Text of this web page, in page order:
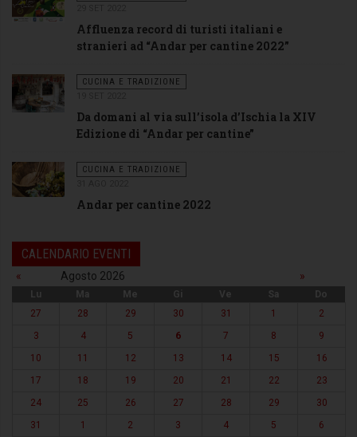
Affluenza record di turisti italiani e
stranieri ad “Andar per cantine 2022”
CUCINA E TRADIZIONE
Da domani al via sull’isola d’Ischia la XIV
Edizione di “Andar per cantine”
CUCINA E TRADIZIONE
Andar per cantine 2022
CALENDARIO EVENTI
« Agosto 2026 »
Lu Ma Me Gi Ve Sa
Do
27
28 29 30 31 1
2
3
4 5 6 7 8
9
10
11 12 13 14 15
16
17
18 19 20 21 22
23
24
25 26 27 28 29
30
31
1 2 3 4 5 6